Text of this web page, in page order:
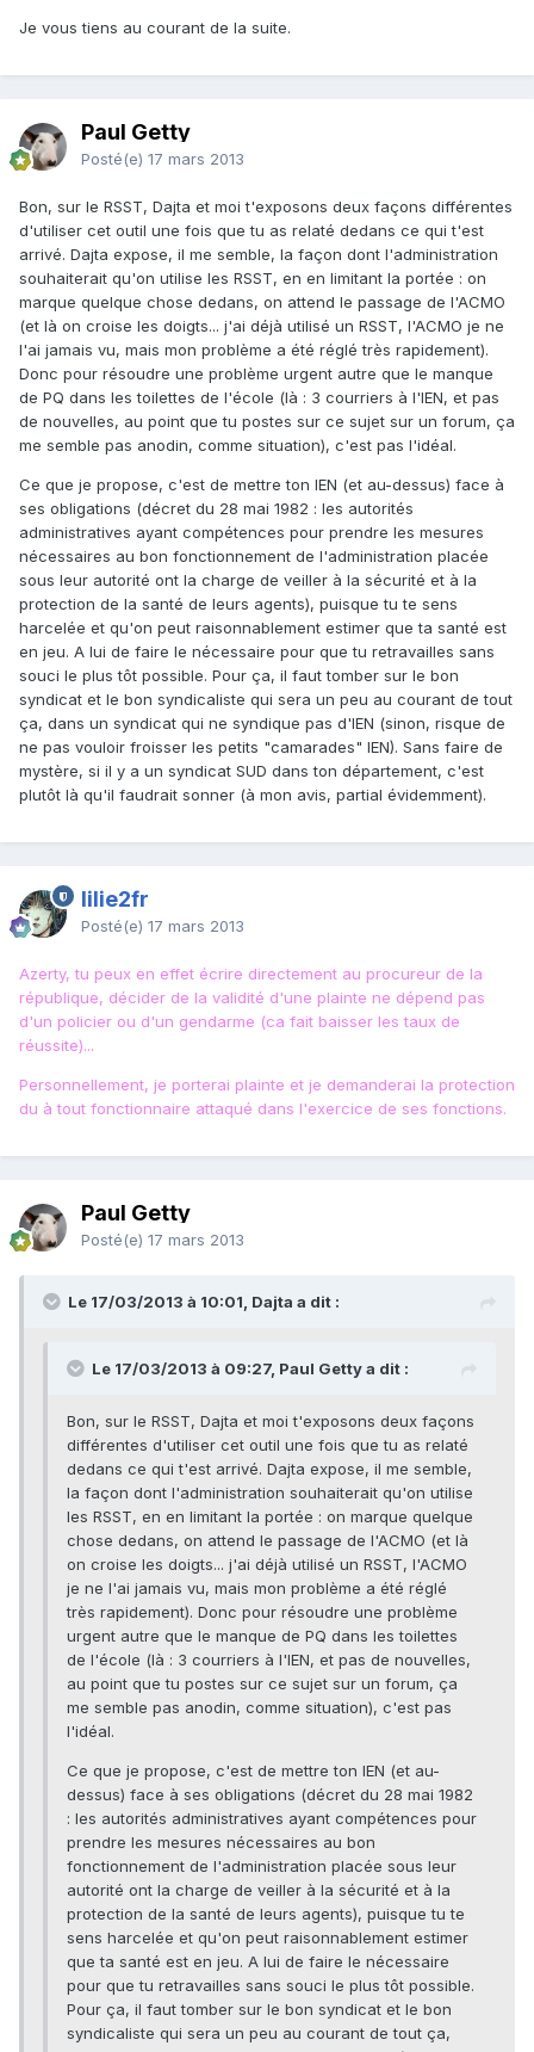
Je vous tiens au courant de la suite.
Paul Getty
Posté(e) 17 mars 2013
Bon, sur le RSST, Dajta et moi t'exposons deux façons différentes
d'utiliser cet outil une fois que tu as relaté dedans ce qui t'est
arrivé. Dajta expose, il me semble, la façon dont l'administration
souhaiterait qu'on utilise les RSST, en en limitant la portée : on
marque quelque chose dedans, on attend le passage de l'ACMO
(et là on croise les doigts... j'ai déjà utilisé un RSST, l'ACMO je ne
l'ai jamais vu, mais mon problème a été réglé très rapidement).
Donc pour résoudre une problème urgent autre que le manque
de PQ dans les toilettes de l'école (là : 3 courriers à l'IEN, et pas
de nouvelles, au point que tu postes sur ce sujet sur un forum, ça
me semble pas anodin, comme situation), c'est pas l'idéal.
Ce que je propose, c'est de mettre ton IEN (et au-dessus) face à
ses obligations (décret du 28 mai 1982 : les autorités
administratives ayant compétences pour prendre les mesures
nécessaires au bon fonctionnement de l'administration placée
sous leur autorité ont la charge de veiller à la sécurité et à la
protection de la santé de leurs agents), puisque tu te sens
harcelée et qu'on peut raisonnablement estimer que ta santé est
en jeu. A lui de faire le nécessaire pour que tu retravailles sans
souci le plus tôt possible. Pour ça, il faut tomber sur le bon
syndicat et le bon syndicaliste qui sera un peu au courant de tout
ça, dans un syndicat qui ne syndique pas d'IEN (sinon, risque de
ne pas vouloir froisser les petits "camarades" IEN). Sans faire de
mystère, si il y a un syndicat SUD dans ton département, c'est
plutôt là qu'il faudrait sonner (à mon avis, partial évidemment).
lilie2fr
Posté(e) 17 mars 2013
Azerty, tu peux en effet écrire directement au procureur de la
république, décider de la validité d'une plainte ne dépend pas
d'un policier ou d'un gendarme (ca fait baisser les taux de
réussite)...
Personnellement, je porterai plainte et je demanderai la protection
du à tout fonctionnaire attaqué dans l'exercice de ses fonctions.
Paul Getty
Posté(e) 17 mars 2013
Le 17/03/2013 à 10:01, Dajta a dit :
Le 17/03/2013 à 09:27, Paul Getty a dit :
Bon, sur le RSST, Dajta et moi t'exposons deux façons
différentes d'utiliser cet outil une fois que tu as relaté
dedans ce qui t'est arrivé. Dajta expose, il me semble,
la façon dont l'administration souhaiterait qu'on utilise
les RSST, en en limitant la portée : on marque quelque
chose dedans, on attend le passage de l'ACMO (et là
on croise les doigts... j'ai déjà utilisé un RSST, l'ACMO
je ne l'ai jamais vu, mais mon problème a été réglé
très rapidement). Donc pour résoudre une problème
urgent autre que le manque de PQ dans les toilettes
de l'école (là : 3 courriers à l'IEN, et pas de nouvelles,
au point que tu postes sur ce sujet sur un forum, ça
me semble pas anodin, comme situation), c'est pas
l'idéal.
Ce que je propose, c'est de mettre ton IEN (et au-
dessus) face à ses obligations (décret du 28 mai 1982
: les autorités administratives ayant compétences pour
prendre les mesures nécessaires au bon
fonctionnement de l'administration placée sous leur
autorité ont la charge de veiller à la sécurité et à la
protection de la santé de leurs agents), puisque tu te
sens harcelée et qu'on peut raisonnablement estimer
que ta santé est en jeu. A lui de faire le nécessaire
pour que tu retravailles sans souci le plus tôt possible.
Pour ça, il faut tomber sur le bon syndicat et le bon
syndicaliste qui sera un peu au courant de tout ça,